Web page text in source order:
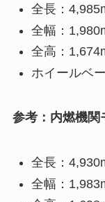
全長：
全幅：
全高：
ホイールベ
参考：内燃機関
全長：
全幅：